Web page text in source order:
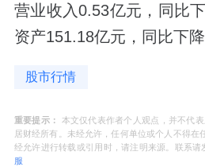
营业收入0.53亿元，同比
资产151.18亿元，同比下降
股市行情
重要提示：
本文仅代表作者个人观点，并不代
居财经所有。未经允许，任何单位或个人不得在
经允许进行转载或引用时，请注明来源。联系请
服